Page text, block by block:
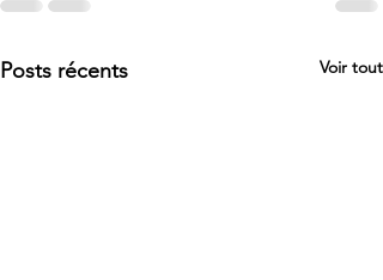
Posts récents Voir tout